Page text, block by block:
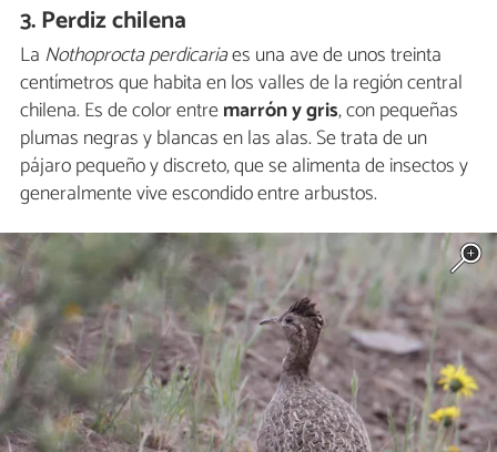
3. Perdiz chilena
La Nothoprocta perdicariaes una ave de unos treinta
centímetros que habita en los valles de la región central
chilena. Es de color entremarrón y gris, con pequeñas
plumas negras y blancas en las alas. Se trata de un
pájaro pequeño y discreto, que se alimenta de insectos y
generalmente vive escondido entre arbustos.